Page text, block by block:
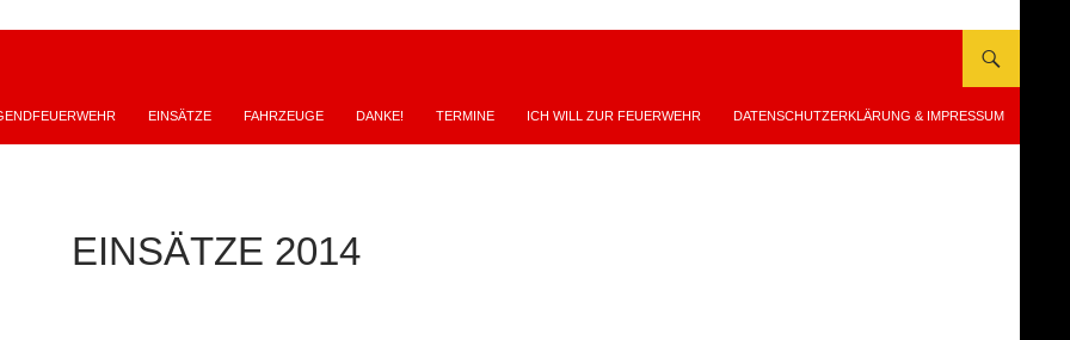
EINSÄTZE FAHRZEUGE DANKE! TERMINE ICH WILL ZUR FEUERWEHR DATENSCHUTZERKLÄRUNG & IMPRESSUM
EINSÄTZE 2014